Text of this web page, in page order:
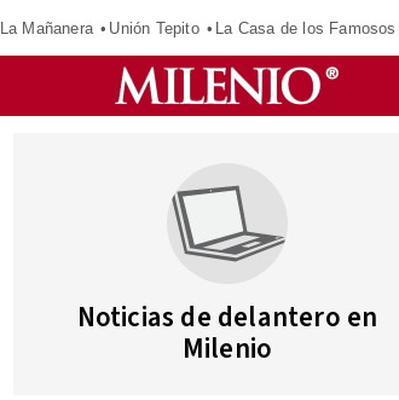
La Mañanera Unión Tepito La Casa de los Famosos
Noticias de delantero en
Milenio